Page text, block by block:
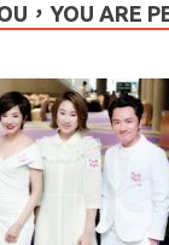
，YOU ARE